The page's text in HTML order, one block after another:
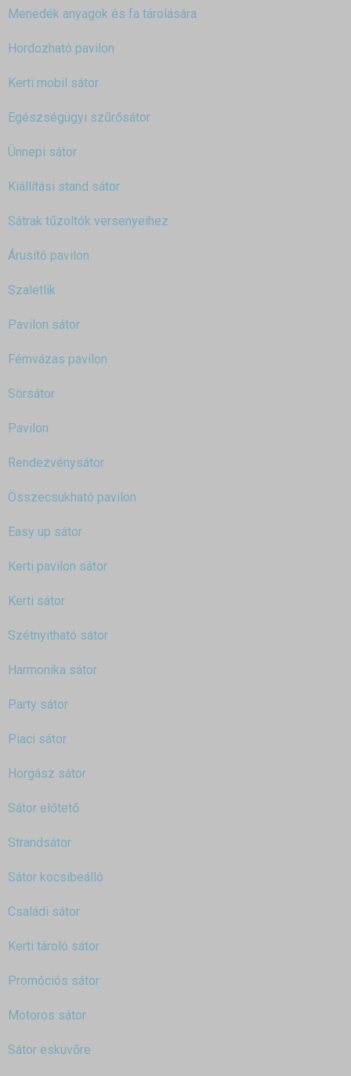
Menedék anyagok és fa tárolására
Hordozható pavilon
Kerti mobil sátor
Egészségügyi szűrősátor
Ünnepi sátor
Kiállítási stand sátor
Sátrak tűzoltók versenyeihez
Árusító pavilon
Szaletlik
Pavilon sátor
Fémvázas pavilon
Sörsátor
Pavilon
Rendezvénysátor
Összecsukható pavilon
Easy up sátor
Kerti pavilon sátor
Kerti sátor
Szétnyitható sátor
Harmonika sátor
Party sátor
Piaci sátor
Horgász sátor
Sátor előtető
Strandsátor
Sátor kocsibeálló
Családi sátor
Kerti tároló sátor
Promóciós sátor
Motoros sátor
Sátor esküvőre